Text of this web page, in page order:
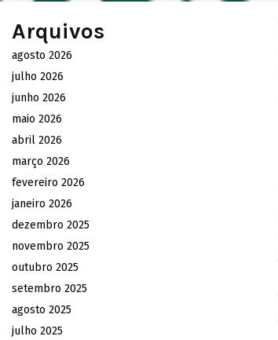
Arquivos
agosto 2026
julho 2026
junho 2026
maio 2026
abril 2026
março 2026
fevereiro 2026
janeiro 2026
dezembro 2025
novembro 2025
outubro 2025
setembro 2025
agosto 2025
julho 2025